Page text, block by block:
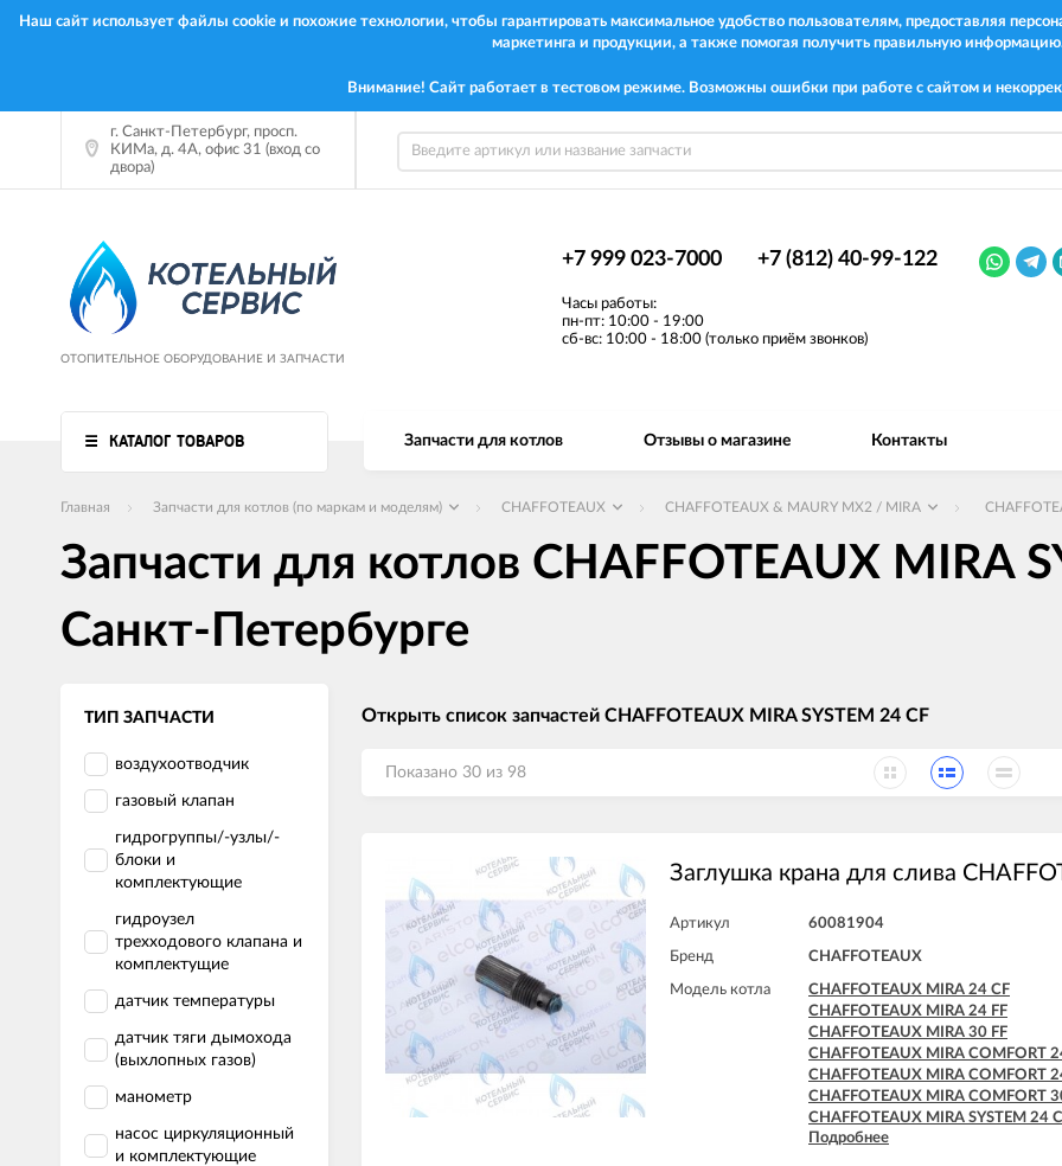
Наш сайт использует файлы cookie и похожие технологии, чтобы гарантировать максимальное удобство пользователям, предоставляя
маркетинга и продукции, а также помогая получить правильную
Внимание! Сайт работает в тестовом режиме. Возможны ошибки при работе с сайтом и
г. Санкт-Петербург, просп.
КИМа, д. 4А, офис 31 (вход со
двора)
ОТОПИТЕЛЬНОЕ ОБОРУДОВАНИЕ И ЗАПЧАСТИ
+7 999 023-7000 +7 (812) 40-99-122
Часы работы:
пн-пт: 10:00 - 19:00
сб-вс: 10:00 - 18:00 (только приём звонков)
КАТАЛОГ ТОВАРОВ Запчасти для котлов Отзывы о магазине Контакты
Главная Запчасти для котлов (по маркам и моделям) CHAFFOTEAUX CHAFFOTEAUX & MAURY MX2 / MIRA
Запчасти для котлов CHAFFOTEAUX MIRA
Санкт-Петербурге
ТИП ЗАПЧАСТИ
воздухоотводчик
газовый клапан
гидрогруппы/-узлы/-
блоки и
комплектующие
гидроузел
трехходового клапана и
комплектущие
датчик температуры
датчик тяги дымохода
(выхлопных газов)
манометр
насос циркуляционный
и комплектующие
Открыть список запчастей CHAFFOTEAUX MIRA SYSTEM 24 CF
Показано 30 из 98
Заглушка крана для слива
Артикул 60081904
Бренд CHAFFOTEAUX
Модель котла
CHAFFOTEAUX MIRA 24 CF
CHAFFOTEAUX MIRA 24 FF
CHAFFOTEAUX MIRA 30 FF
CHAFFOTEAUX MIRA COMFORT
CHAFFOTEAUX MIRA COMFORT
CHAFFOTEAUX MIRA COMFORT
CHAFFOTEAUX MIRA SYSTEM 24
CHAFFOTEAUX MIRA SYSTEM 24 FF
Подробнее